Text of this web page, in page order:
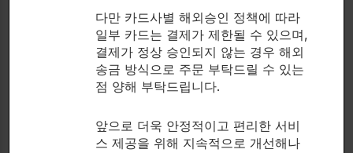
COMPETITIVE EDGE LABS
synthesis-promoting peptide!
다만 카드사별 해외승인 정책에 따라
일부 카드는 결제가 제한될 수 있으며,
결제가 정상 승인되지 않는 경우 해외
송금 방식으로 주문 부탁드릴 수 있는
점 양해 부탁드립니다.
앞으로 더욱 안정적이고 편리한 서비
스 제공을 위해 지속적으로 개선해나